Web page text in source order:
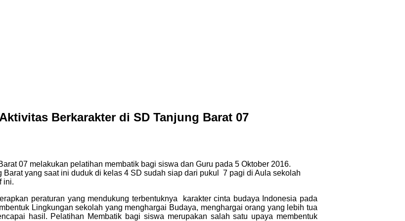
Berkarakter di SD Tanjung Barat 07
07 melakukan pelatihan membatik bagi siswa dan Guru pada 5 Oktober 2016.
yang saat ini duduk di kelas 4 SD sudah siap dari pukul 7 pagi di Aula sekolah
ini.
peraturan yang mendukung terbentuknya karakter cinta budaya Indonesia pada
Lingkungan sekolah yang menghargai Budaya, menghargai orang yang lebih tua
hasil. Pelatihan Membatik bagi siswa merupakan salah satu upaya membentuk